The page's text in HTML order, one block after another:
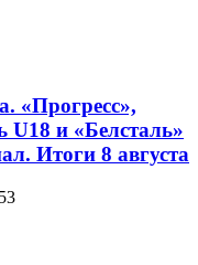
«Прогресс»,
и «Белсталь»
Итоги 8 августа